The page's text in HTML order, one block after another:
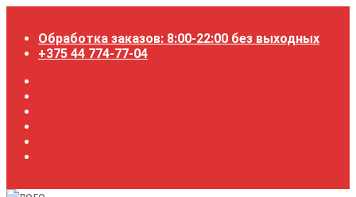
содержимому
Обработка заказов: 8:00-22:00 без выходных
+375 44 774-77-04